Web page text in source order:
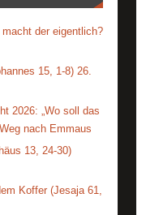
der eigentlich?
15, 1-8) 26.
2026: „Wo soll das
nach Emmaus
13, 24-30)
Koffer (Jesaja 61,